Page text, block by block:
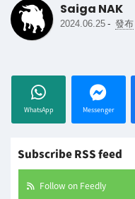
Saiga NAK
2024.06.25 - 發布
WhatsApp Messenger
Subscribe RSS feed
Follow on Feedly